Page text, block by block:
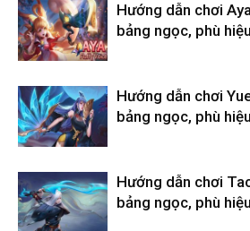
Hướng dẫn chơi
bảng ngọc, phù hiệu
Hướng dẫn chơi
bảng ngọc, phù hiệu
Hướng dẫn chơi
bảng ngọc, phù hiệu